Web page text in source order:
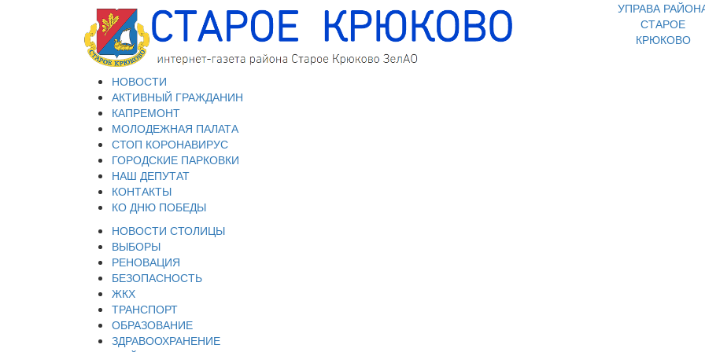
УПРАВА
СТАРОЕ
КРЮКОВО
НОВОСТИ
АКТИВНЫЙ ГРАЖДАНИН
КАПРЕМОНТ
МОЛОДЕЖНАЯ ПАЛАТА
СТОП КОРОНАВИРУС
ГОРОДСКИЕ ПАРКОВКИ
НАШ ДЕПУТАТ
КОНТАКТЫ
КО ДНЮ ПОБЕДЫ
НОВОСТИ СТОЛИЦЫ
ВЫБОРЫ
РЕНОВАЦИЯ
БЕЗОПАСНОСТЬ
ЖКХ
ТРАНСПОРТ
ОБРАЗОВАНИЕ
ЗДРАВООХРАНЕНИЕ